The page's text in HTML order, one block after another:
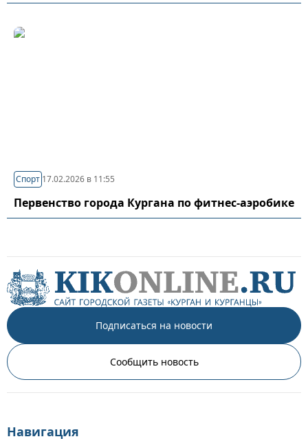
Спорт 17.02.2026 в 11:55
Первенство города Кургана по фитнес-аэробике
Подписаться на новости
Сообщить новость
Навигация